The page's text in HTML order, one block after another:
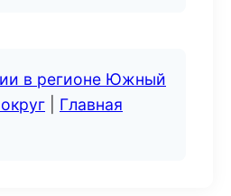
в регионе Южный
Главная